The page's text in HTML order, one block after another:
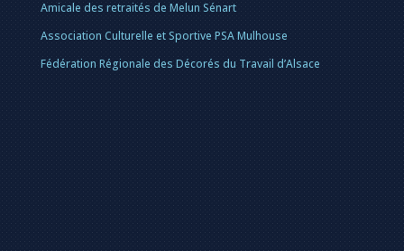
Amicale des retraités de Melun Sénart
Association Culturelle et Sportive PSA Mulhouse
Fédération Régionale des Décorés du Travail d’Alsace